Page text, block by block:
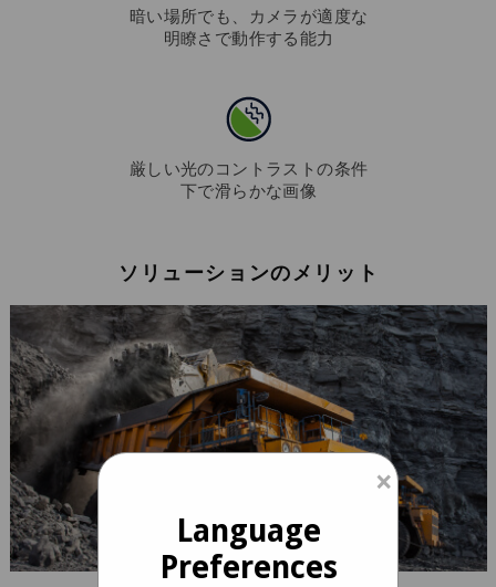
暗い場所でも、カメラが適度な
明瞭さで動作する能力
厳しい光のコントラストの条件
下で滑らかな画像
ソリューションのメリット
×
Language
Preferences